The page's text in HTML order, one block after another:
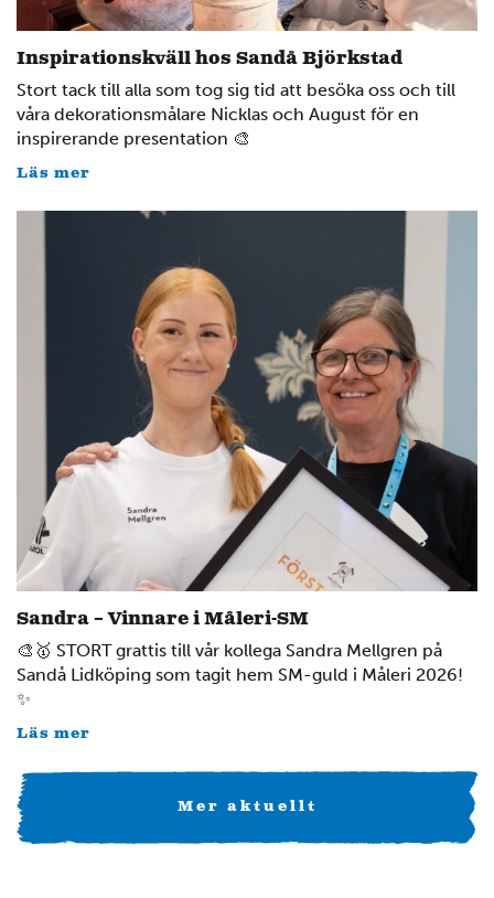
14
4
7
6
Inspirationskväll hos Sandå Björkstad
Stort tack till alla som tog sig tid att besöka oss och till
våra dekorationsmålare Nicklas och August för en
inspirerande presentation 🎨
Läs mer
Sandra – Vinnare i Måleri-SM
🎨🥇 STORT grattis till vår kollega Sandra Mellgren på
Sandå Lidköping som tagit hem SM-guld i Måleri 2026!
✨
Läs mer
Mer aktuellt